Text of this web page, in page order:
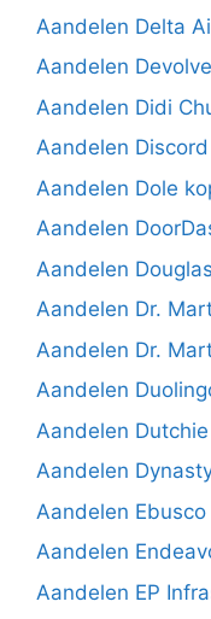
Aandelen Delta
Aandelen
Aandelen Didi
Aandelen
Aandelen Dole
Aandelen
Aandelen
Aandelen Dr.
Aandelen Dr.
Aandelen
Aandelen
Aandelen
Aandelen Ebusco
Aandelen
Aandelen EP